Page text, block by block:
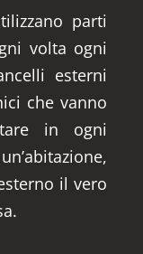
parti
volta ogni
esterni
che vanno
in ogni
il vero